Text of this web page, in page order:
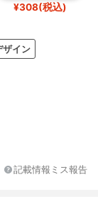
¥308(税込)
ザイン
記載情報ミス報告